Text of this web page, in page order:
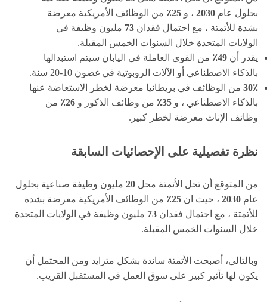
بحلول عام 2030 ، و 25٪
من الوظائف الأمريكية معرضة
بشدة للأتمتة ، مع احتمال فقدان 73 مليون وظيفة في
الولايات المتحدة خلال السنوات الخمس المقبلة.
يقدر أن 49٪
من القوى العاملة في اليابان سيتم استبدالها
بالذكاء الاصطناعي أو الآلات الروبوتية في غضون 10-20 سنة.
30٪ من الوظائف في بريطانيا معرضة لخطر الاستعاضة عنها
بالذكاء الاصطناعي ، و 35٪ من وظائف الذكور و 26٪
من
وظائف الإناث معرضة لخطر كبير.
نظرة تفصيلية على الإحصائيات السابقة
من المتوقع أن تحل الأتمتة محل 20 مليون وظيفة صناعية بحلول
عام 2030 ، حيث ان 25٪
من الوظائف الأمريكية معرضة بشدة
للأتمتة ، مع احتمال فقدان 73 مليون وظيفة في الولايات المتحدة
خلال السنوات الخمس المقبلة.
وبالتالي، أصبحت الأتمتة سائدة بشكل متزايد ومن المحتمل أن
يكون لها تأثير كبير على سوق العمل في المستقبل القريب.